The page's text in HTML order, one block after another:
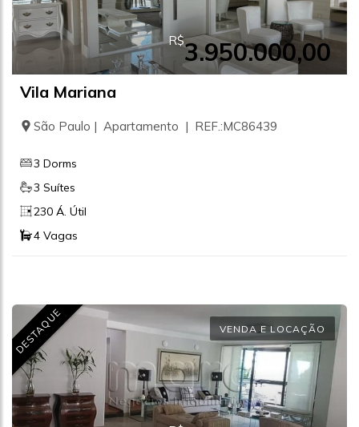
R$3.950.000,00
Vila Mariana
São Paulo | Apartamento | REF.:MC86439
3 Dorms
3 Suítes
230 Á. Útil
4 Vagas
DESTAQUE VENDA E LOCAÇÃO